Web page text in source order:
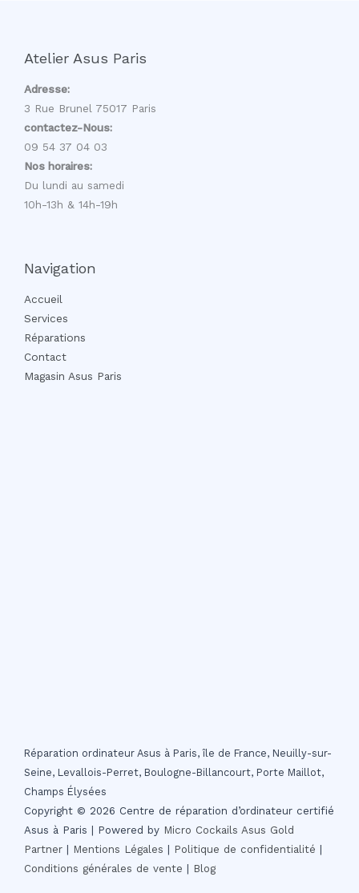
Atelier Asus Paris
Adresse:
3 Rue Brunel 75017 Paris
contactez-Nous:
09 54 37 04 03
Nos horaires:
Du lundi au samedi
10h-13h & 14h-19h
Navigation
Accueil
Services
Réparations
Contact
Magasin Asus Paris
Réparation ordinateur Asus à Paris, île de France, Neuilly-sur-
Seine, Levallois-Perret, Boulogne-Billancourt, Porte Maillot,
Champs Élysées
Copyright © 2026 Centre de réparation d’ordinateur certifié
Asus à Paris | Powered by Micro Cockails Asus Gold
Partner | Mentions Légales | Politique de confidentialité |
Conditions générales de vente | Blog